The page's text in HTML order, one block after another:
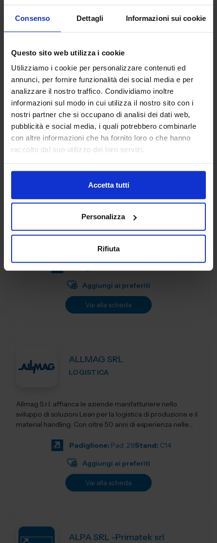
Consenso Dettagli Informazioni sui cookie
Questo sito web utilizza i cookie
Utilizziamo i cookie per personalizzare contenuti ed
annunci, per fornire funzionalità dei social media e per
analizzare il nostro traffico. Condividiamo inoltre
informazioni sul modo in cui utilizza il nostro sito con i
nostri partner che si occupano di analisi dei dati web,
pubblicità e social media, i quali potrebbero combinarle
con altre informazioni che ha fornito loro o che hanno
raccolto dal suo utilizzo dei loro servizi.
Accetta tutti
Personalizza
Rifiuta
ALBERTI UMBERTO SRL
Da oltre 45 anni Alberti Umberto s.r.l. è leader mondiale
nella progettazione e costruzione di teste angolari di alta
qualità
Padiglione: Pad. 16 Stand: A06
Aggiungi ai preferiti
Vai alla scheda
ALDO VALSECCHI SPA
LOGISTICA
Ruote e supporti - Wheels and castors
Aggiungi ai preferiti
Vai alla scheda
ALLMAG SRL
LOGISTICA
Allmag S.r.l. affianca le aziende manifatturiere nello
sviluppo di soluzioni Lean per la logistica di produzione e il
material handling. Con oltre 50 anni di esperienza nelle
Padiglione: Pad. 29Stand: C14
Aggiungi ai preferiti
Vai alla scheda
ALPA SRL -Primatek srl